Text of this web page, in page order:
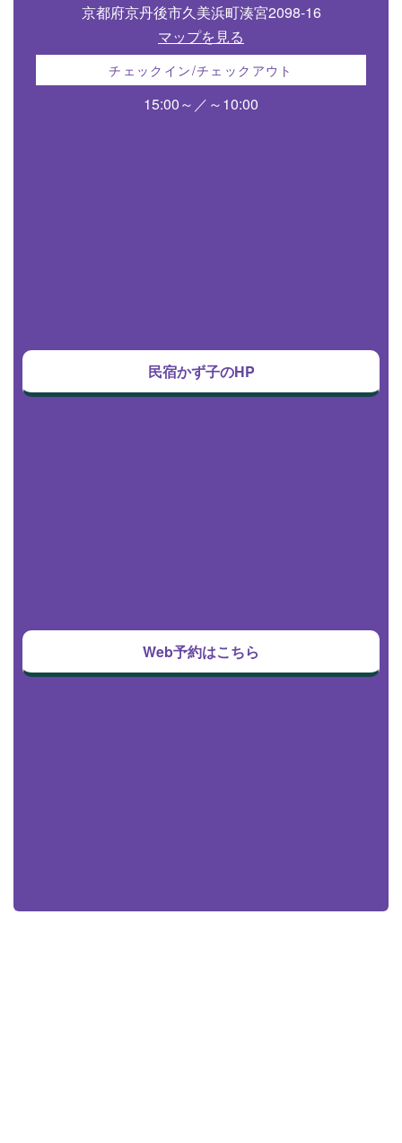
京都府京丹後市久美浜町湊宮2098-16
マップを見る
チェックイン/チェックアウト
15:00～／～10:00
民宿かず子のHP
Web予約はこちら